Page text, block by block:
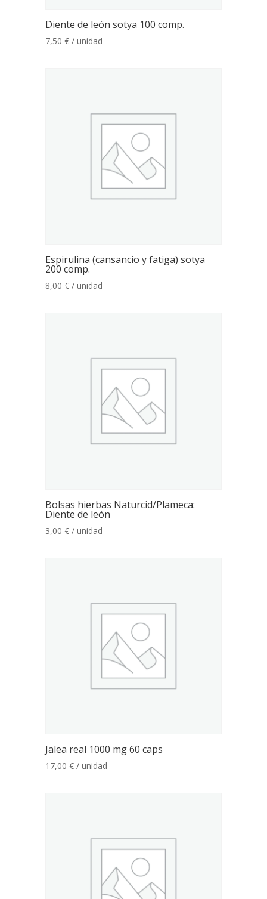
Diente de león sotya 100 comp.
7,50 € / unidad
Espirulina (cansancio y fatiga) sotya
200 comp.
8,00 € / unidad
Bolsas hierbas Naturcid/Plameca:
Diente de león
3,00 € / unidad
Jalea real 1000 mg 60 caps
17,00 € / unidad